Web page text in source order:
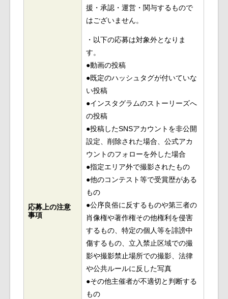
応募上の注意
事項
援・承認・運営・関与するもので
はございません。
・以下の応募は対象外となりま
す。
●動画の投稿
●既定のハッシュタグが付いていな
い投稿
●インスタグラムのストーリーズへ
の投稿
●投稿したSNSアカウントを非公開
設定、削除された場合、公式アカ
ウントのフォローを外した場合
●指定エリア外で撮影されたもの
●他のコンテスト等で受賞歴がある
もの
●公序良俗に反するものや第三者の
肖像権や著作権その他権利を侵害
するもの、特定の個人等を誹謗中
傷するもの、立入禁止区域での撮
影や撮影禁止場所での撮影、法律
や公共ルールに反した写真
●その他主催者が不適切と判断する
もの